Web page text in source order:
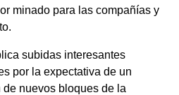
minado para las compañías y
.
subidas interesantes
por la expectativa de un
nuevos bloques de la